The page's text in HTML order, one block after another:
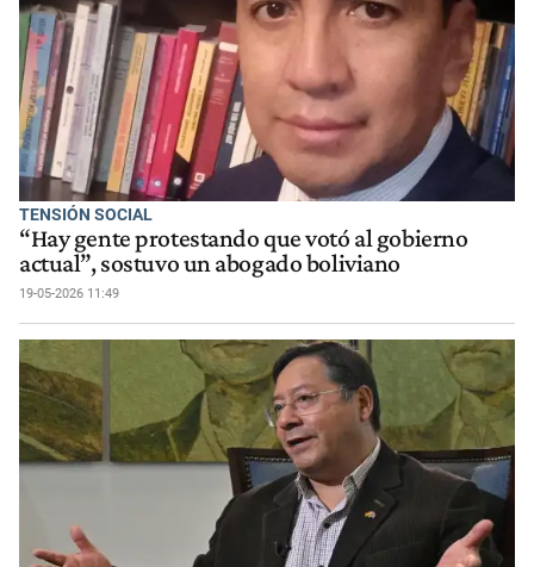
TENSIÓN SOCIAL
“Hay gente protestando que votó al gobierno
actual”, sostuvo un abogado boliviano
19-05-2026 11:49